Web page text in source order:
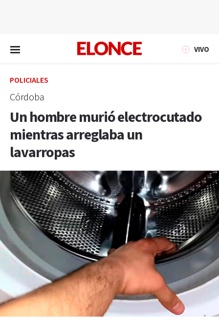
VIVO
POLICIALES
Córdoba
Un hombre murió electrocutado
mientras arreglaba un
lavarropas